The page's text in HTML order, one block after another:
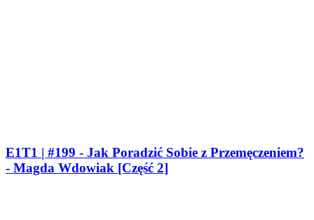
E1T1 | #199 - Jak Poradzić Sobie z Przemęczeniem?
- Magda Wdowiak [Część 2]